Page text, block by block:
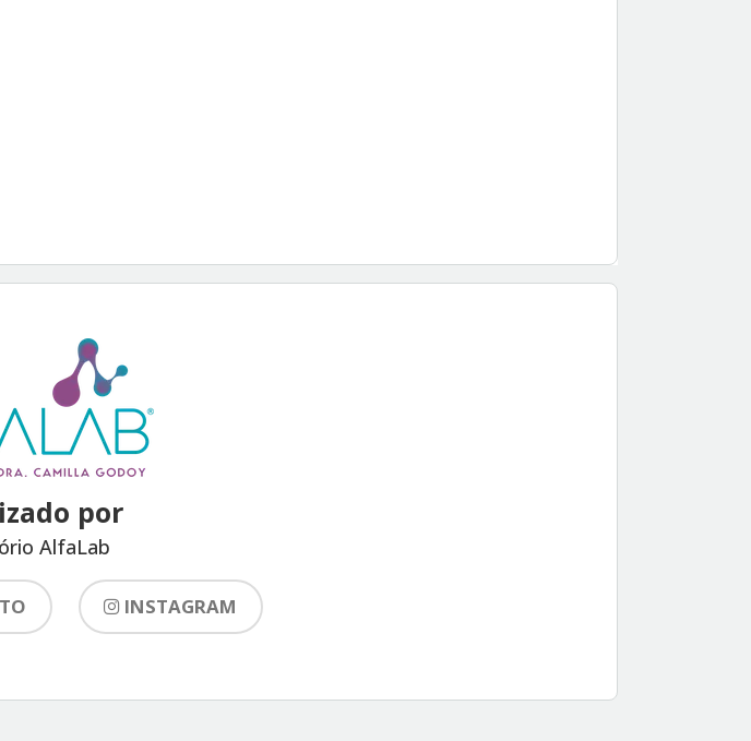
por
AlfaLab
INSTAGRAM